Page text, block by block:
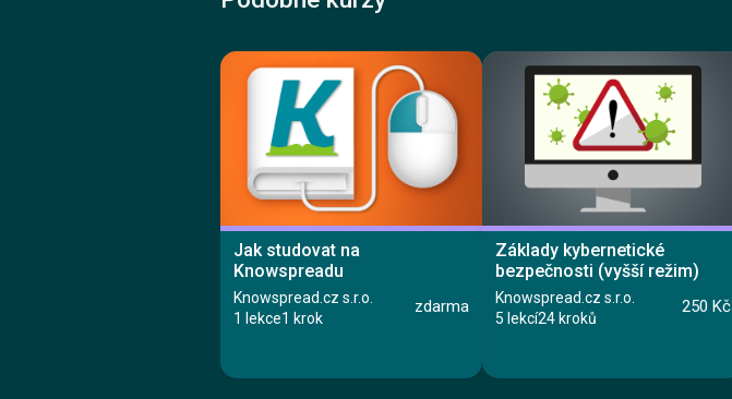
Jak studovat na
Knowspreadu
Knowspread.cz s.r.o.
1 lekce1 krok
zdarma
Základy kybernetické
bezpečnosti (vyšší režim)
Knowspread.cz s.r.o.
5 lekcí24 kroků
250 Kč